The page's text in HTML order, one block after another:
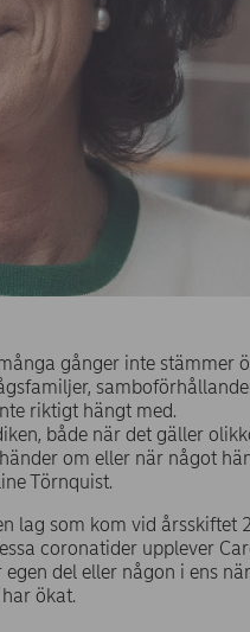
gånger inte stämmer
riktigt hängt med.
både när det gäller
om eller när något
Törnquist.
lag som kom vid årsskiftet
coronatider upplever
del eller någon i ens
ökat.